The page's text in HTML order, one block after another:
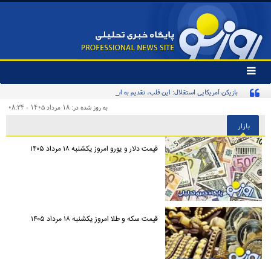
تغییر
وضعیت
منوی
ها
بازیکن آمریکایی استقلال: این قلب، تقدیم به استقلال و استقلالی‌ها/ تیم‌ملی ایران پیشنهاد
به روز شده در: ۱۸ مرداد ۱۴۰۵ - ۰۸:۳۴
بازار
قیمت دلار و یورو امروز یکشنبه ۱۸ مرداد ۱۴۰۵
قیمت سکه و طلا امروز یکشنبه ۱۸ مرداد ۱۴۰۵